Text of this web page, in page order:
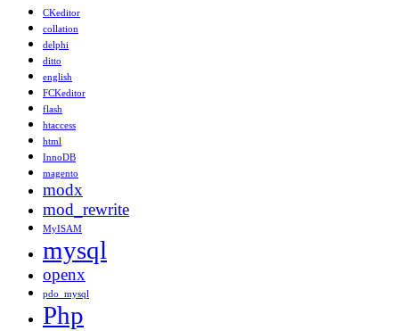
CKeditor
collation
delphi
ditto
english
FCKeditor
flash
htaccess
html
InnoDB
magento
modx
mod_rewrite
MyISAM
mysql
openx
pdo_mysql
Php